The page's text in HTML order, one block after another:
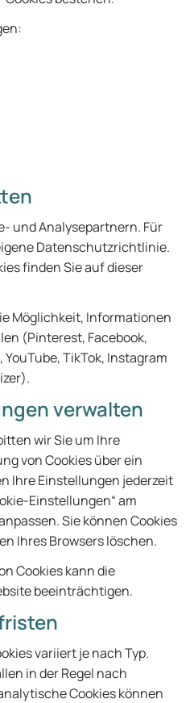
und Analysepartnern. Für
Datenschutzrichtlinie.
finden Sie auf dieser
Möglichkeit, Informationen
(Pinterest, Facebook,
TikTok, Instagram
verwalten
wir Sie um Ihre
von Cookies über ein
Ihre Einstellungen jederzeit
Einstellungen“ am
Sie können Cookies
Ihres Browsers löschen.
Cookies kann die
beeinträchtigen.
variiert je nach Typ.
in der Regel nach
Cookies können